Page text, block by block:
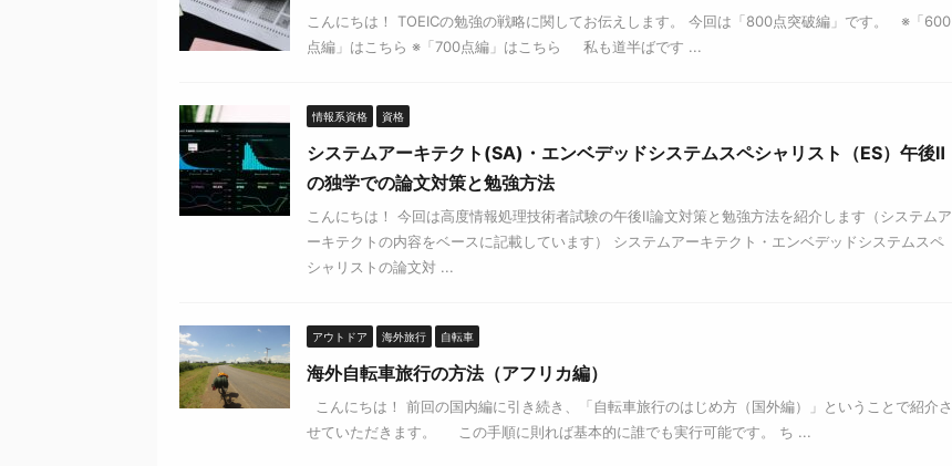
こんにちは！ TOEICの勉強の戦略に関してお伝えします。 今回は「800点突破編」です。 ※「600
点編」はこちら ※「700点編」はこちら 私も道半ばです ...
情報系資格 資格
システムアーキテクト(SA)・エンベデッドシステムスペシャリスト（ES）午後Ⅱ
の独学での論文対策と勉強方法
こんにちは！ 今回は高度情報処理技術者試験の午後Ⅱ論文対策と勉強方法を紹介します（システムア
ーキテクトの内容をベースに記載しています） システムアーキテクト・エンベデッドシステムスペ
シャリストの論文対 ...
アウトドア 海外旅行 自転車
海外自転車旅行の方法（アフリカ編）
こんにちは！ 前回の国内編に引き続き、「自転車旅行のはじめ方（国外編）」ということで紹介さ
せていただきます。 この手順に則れば基本的に誰でも実行可能です。 ち ...